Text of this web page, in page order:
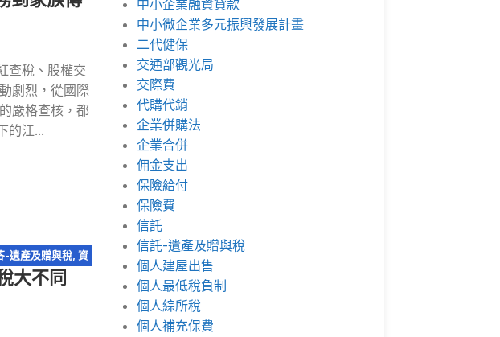
查稅、股權交
劇烈，從國際
嚴格查核，都
的江...
-遺產及贈與稅, 資
大不同
中小企業融資貸款
中小微企業多元振興發展計畫
二代健保
交通部觀光局
交際費
代購代銷
企業併購法
企業合併
佣金支出
保險給付
保險費
信託
信託-遺產及贈與稅
個人建屋出售
個人最低稅負制
個人綜所稅
個人補充保費